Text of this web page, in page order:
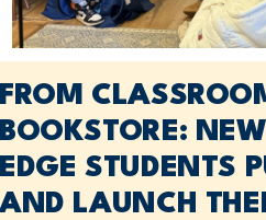
STUDENTS
LAUNCH